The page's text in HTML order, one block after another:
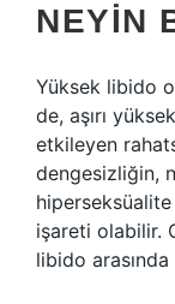
NEYIN
Yüksek libido
de, aşırı
etkileyen
dengesizliğin,
işareti olabilir.
libido